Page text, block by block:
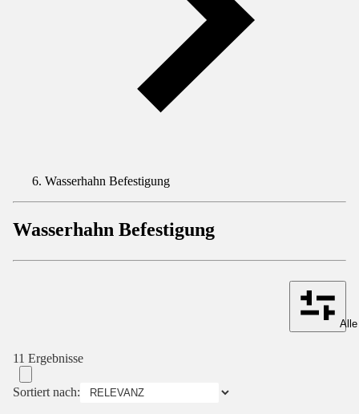
Wasserhahn Befestigung
Wasserhahn Befestigung
11 Ergebnisse
Sortiert nach: